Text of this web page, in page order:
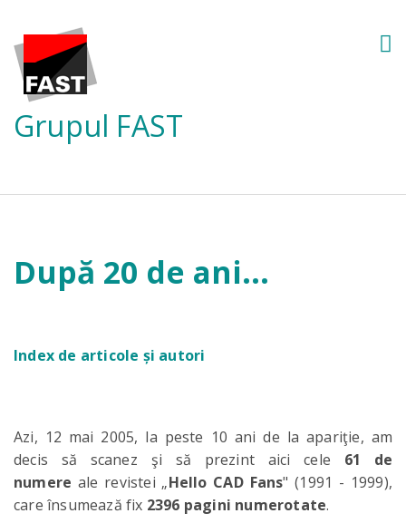
Grupul FAST
După 20 de ani...
Index de articole și autori
Azi, 12 mai 2005, la peste 10 ani de la apariţie, am
decis să scanez şi să prezint aici cele 61 de
numere ale revistei „Hello CAD Fans" (1991 - 1999),
care însumează fix 2396 pagini numerotate.